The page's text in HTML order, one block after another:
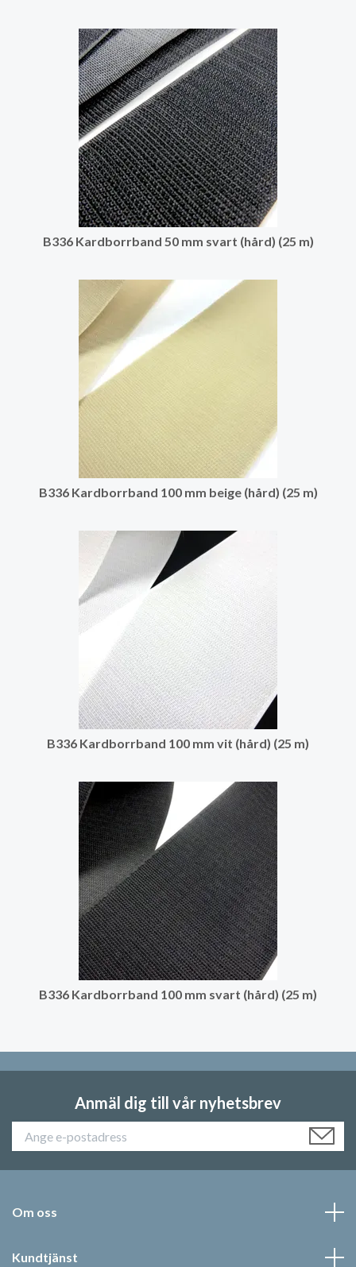
B336 Kardborrband 50 mm svart (hård) (25 m)
B336 Kardborrband 100 mm beige (hård) (25 m)
B336 Kardborrband 100 mm vit (hård) (25 m)
B336 Kardborrband 100 mm svart (hård) (25 m)
Anmäl dig till vår nyhetsbrev
Om oss
Kundtjänst